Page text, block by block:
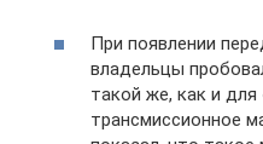
При появлении
владельцы
такой же, как и для
трансмиссионное